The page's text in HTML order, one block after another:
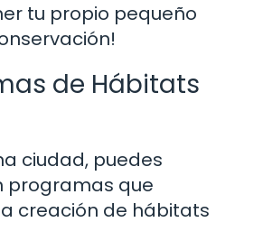
tu propio pequeño
de Hábitats
ciudad, puedes
programas que
creación de hábitats